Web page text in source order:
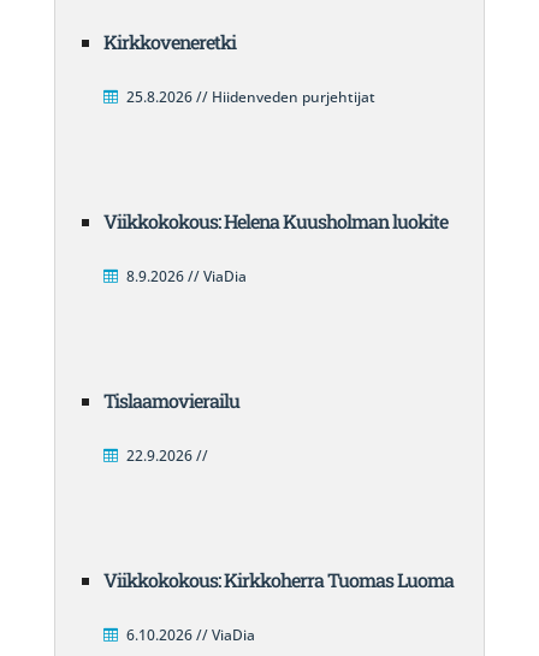
Kirkkoveneretki
25.8.2026 // Hiidenveden purjehtijat
Viikkokokous: Helena Kuusholman luokite
8.9.2026 // ViaDia
Tislaamovierailu
22.9.2026 //
Viikkokokous: Kirkkoherra Tuomas Luoma
6.10.2026 // ViaDia